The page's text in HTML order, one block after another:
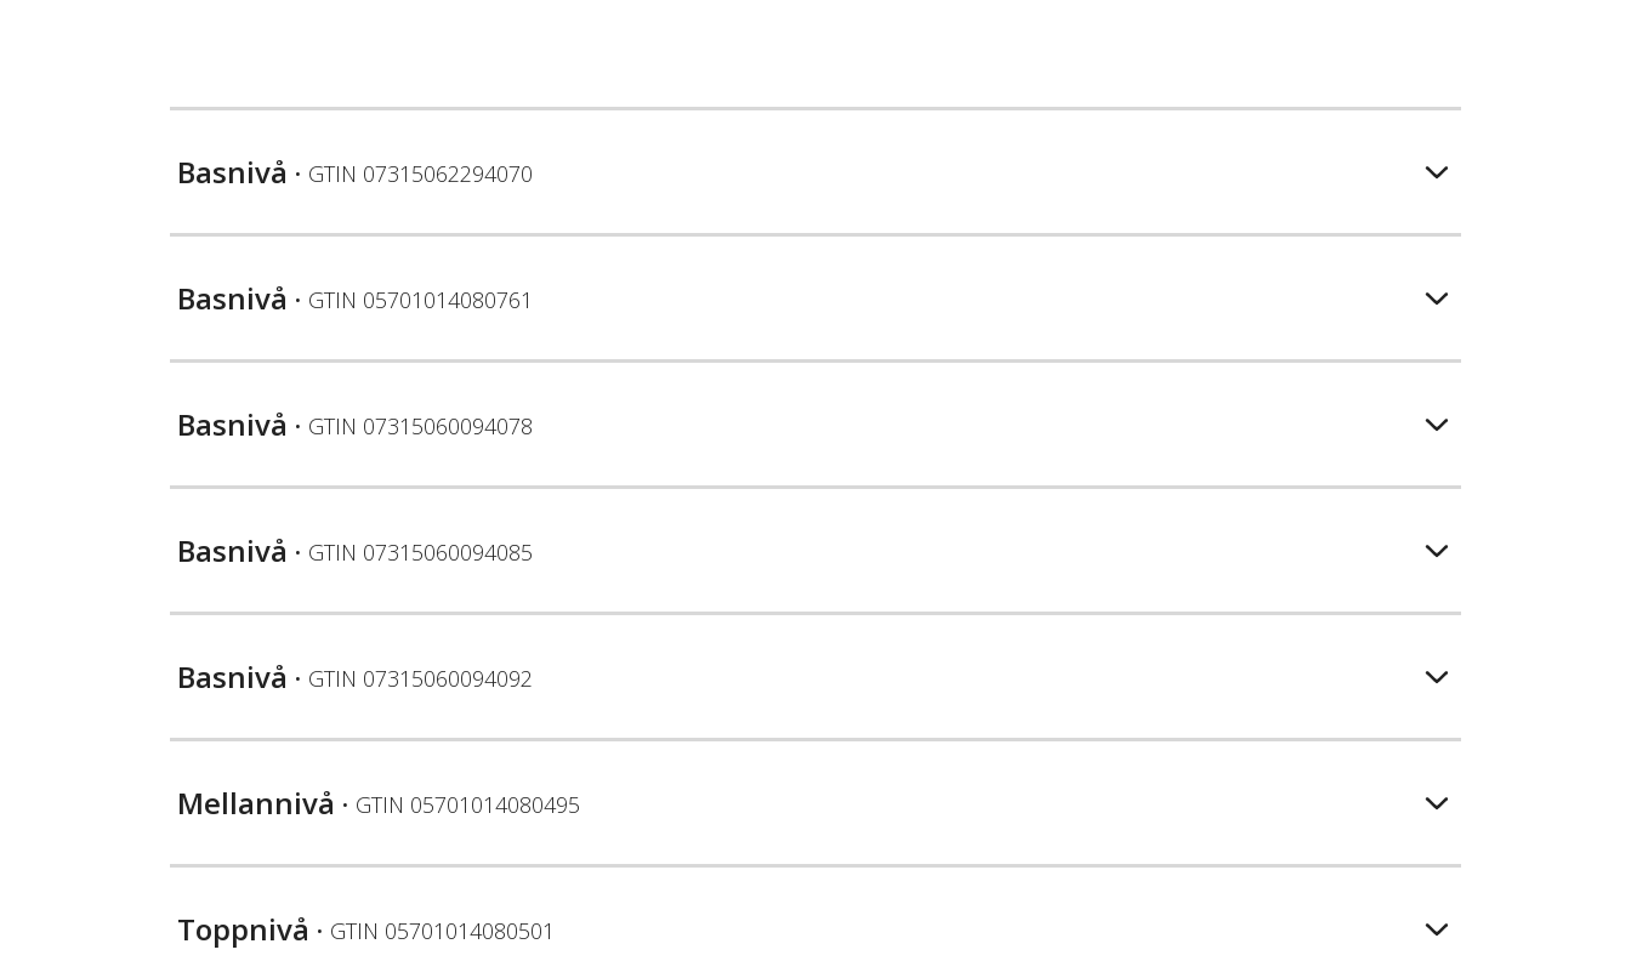
Basnivå • GTIN 07315062294070
Basnivå • GTIN 05701014080761
Basnivå • GTIN 07315060094078
Basnivå • GTIN 07315060094085
Basnivå • GTIN 07315060094092
Mellannivå • GTIN 05701014080495
Toppnivå • GTIN 05701014080501